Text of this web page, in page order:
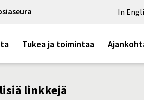
In
Tukea ja toimintaa
linkkejä